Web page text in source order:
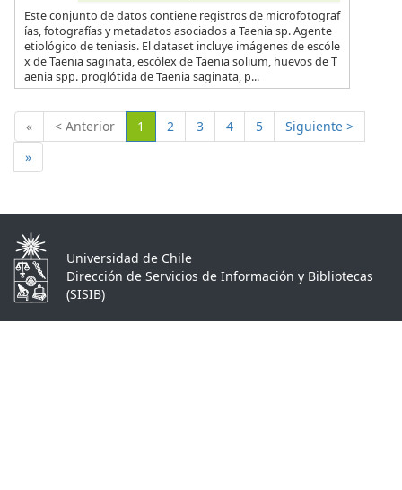
Este conjunto de datos contiene registros de microfotograf
ías, fotografías y metadatos asociados a Taenia sp. Agente
etiológico de teniasis. El dataset incluye imágenes de escóle
x de Taenia saginata, escólex de Taenia solium, huevos de T
aenia spp. proglótida de Taenia saginata, p...
« < Anterior 1 (Actual)
2 3 4 5
Siguiente >
»
Universidad de Chile
Dirección de Servicios de Información y Bibliotecas
(SISIB)